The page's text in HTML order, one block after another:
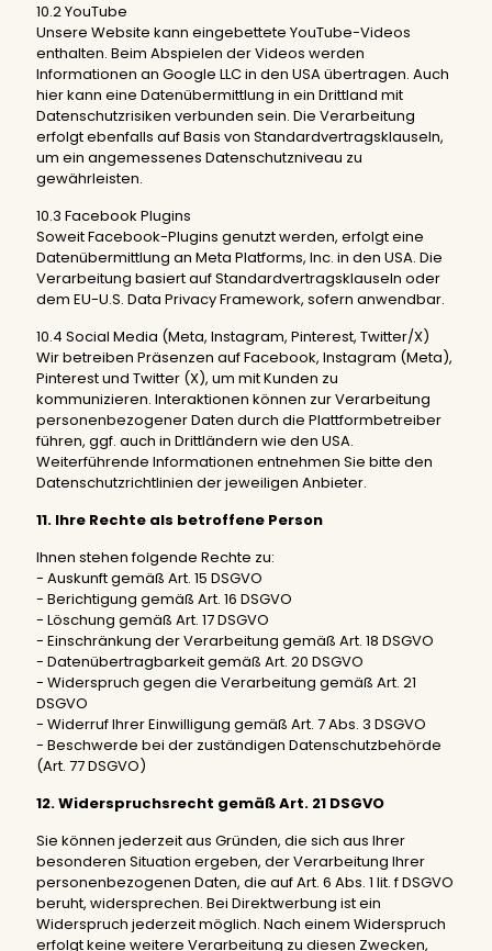
10.2 YouTube
Unsere Website kann eingebettete YouTube-Videos
enthalten. Beim Abspielen der Videos werden
Informationen an Google LLC in den USA übertragen. Auch
hier kann eine Datenübermittlung in ein Drittland mit
Datenschutzrisiken verbunden sein. Die Verarbeitung
erfolgt ebenfalls auf Basis von Standardvertragsklauseln,
um ein angemessenes Datenschutzniveau zu
gewährleisten.
10.3 Facebook Plugins
Soweit Facebook-Plugins genutzt werden, erfolgt eine
Datenübermittlung an Meta Platforms, Inc. in den USA. Die
Verarbeitung basiert auf Standardvertragsklauseln oder
dem EU-U.S. Data Privacy Framework, sofern anwendbar.
10.4 Social Media (Meta, Instagram, Pinterest, Twitter/X)
Wir betreiben Präsenzen auf Facebook, Instagram (Meta),
Pinterest und Twitter (X), um mit Kunden zu
kommunizieren. Interaktionen können zur Verarbeitung
personenbezogener Daten durch die Plattformbetreiber
führen, ggf. auch in Drittländern wie den USA.
Weiterführende Informationen entnehmen Sie bitte den
Datenschutzrichtlinien der jeweiligen Anbieter.
11. Ihre Rechte als betroffene Person
Ihnen stehen folgende Rechte zu:
- Auskunft gemäß Art. 15 DSGVO
- Berichtigung gemäß Art. 16 DSGVO
- Löschung gemäß Art. 17 DSGVO
- Einschränkung der Verarbeitung gemäß Art. 18 DSGVO
- Datenübertragbarkeit gemäß Art. 20 DSGVO
- Widerspruch gegen die Verarbeitung gemäß Art. 21
DSGVO
- Widerruf Ihrer Einwilligung gemäß Art. 7 Abs. 3 DSGVO
- Beschwerde bei der zuständigen Datenschutzbehörde
(Art. 77 DSGVO)
12. Widerspruchsrecht gemäß Art. 21 DSGVO
Sie können jederzeit aus Gründen, die sich aus Ihrer
besonderen Situation ergeben, der Verarbeitung Ihrer
personenbezogenen Daten, die auf Art. 6 Abs. 1 lit. f DSGVO
beruht, widersprechen. Bei Direktwerbung ist ein
Widerspruch jederzeit möglich. Nach einem Widerspruch
erfolgt keine weitere Verarbeitung zu diesen Zwecken,